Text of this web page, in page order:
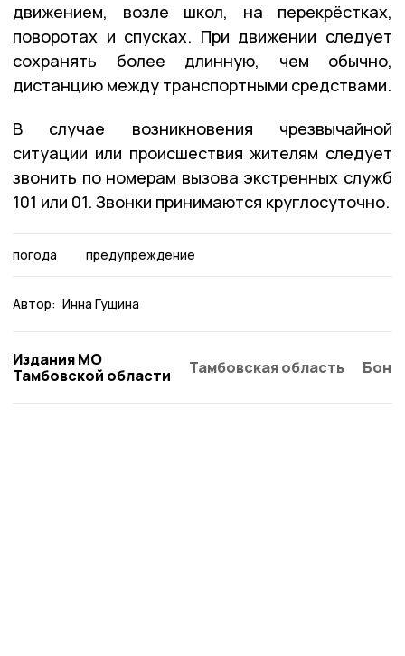
движением, возле школ, на перекрёстках,
поворотах и спусках. При движении следует
сохранять более длинную, чем обычно,
дистанцию между транспортными средствами.
В случае возникновения чрезвычайной
ситуации или происшествия жителям следует
звонить по номерам вызова экстренных служб
101 или 01. Звонки принимаются круглосуточно.
погода предупреждение
Автор: Инна Гущина
Издания МО
Тамбовской области
Тамбовская область